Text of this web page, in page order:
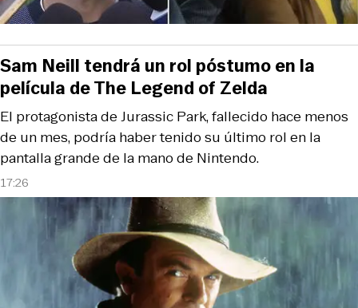
17:26
El protagonista de Jurassic Park, fallecido hace menos
de un mes, podría haber tenido su último rol en la
pantalla grande de la mano de Nintendo.
Sam Neill tendrá un rol póstumo en la
película de The Legend of Zelda